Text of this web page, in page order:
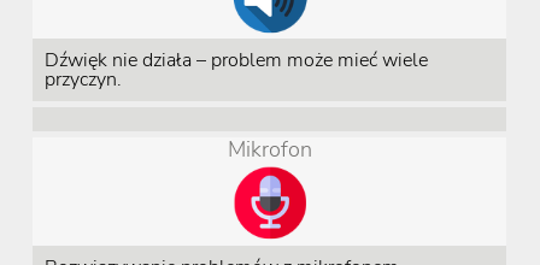
Dźwięk nie działa – problem może mieć wiele
przyczyn.
Mikrofon